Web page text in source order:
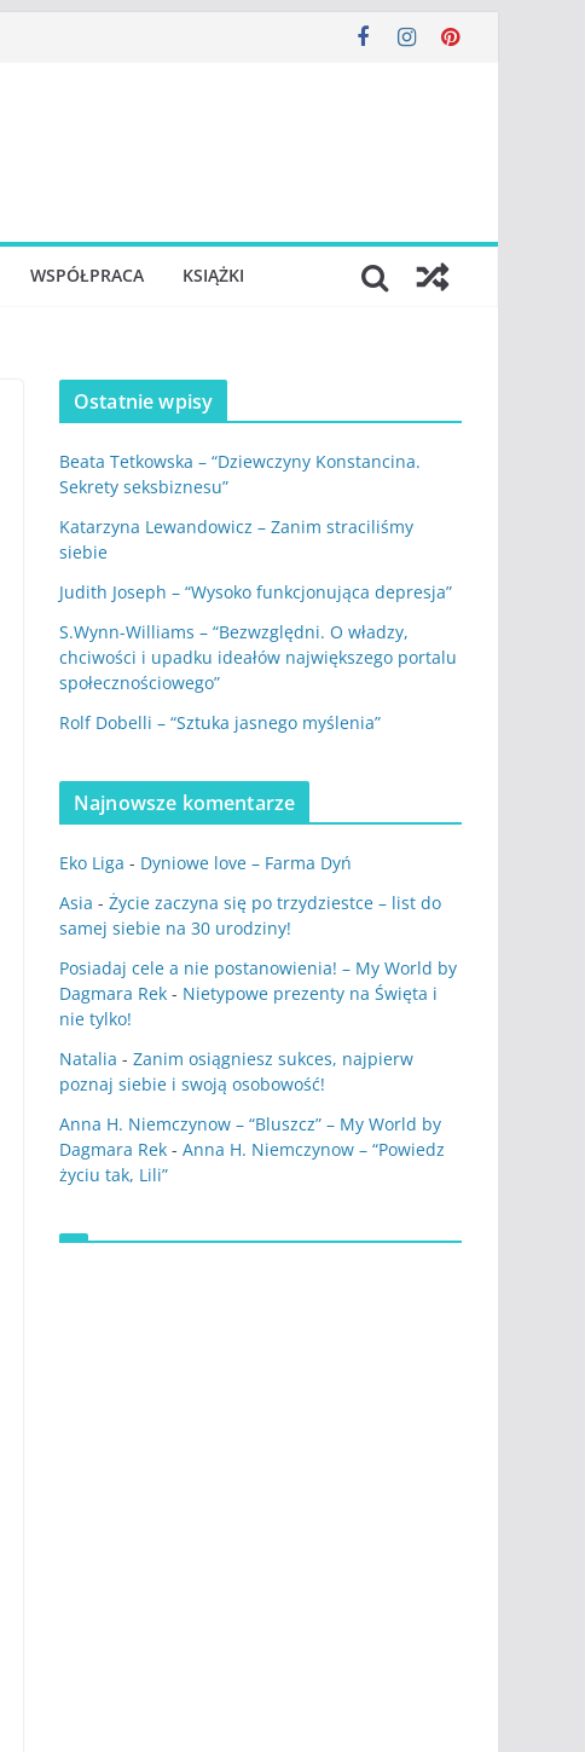
WSPÓŁPRACA KSIĄŻKI
Ostatnie wpisy
Beata Tetkowska – “Dziewczyny Konstancina.
Sekrety seksbiznesu”
Katarzyna Lewandowicz – Zanim straciliśmy
siebie
Judith Joseph – “Wysoko funkcjonująca depresja”
S.Wynn-Williams – “Bezwzględni. O władzy,
chciwości i upadku ideałów największego portalu
społecznościowego”
Rolf Dobelli – “Sztuka jasnego myślenia”
Najnowsze komentarze
Eko Liga - Dyniowe love – Farma Dyń
Asia - Życie zaczyna się po trzydziestce – list do
samej siebie na 30 urodziny!
Posiadaj cele a nie postanowienia! – My World by
Dagmara Rek - Nietypowe prezenty na Święta i
nie tylko!
Natalia - Zanim osiągniesz sukces, najpierw
poznaj siebie i swoją osobowość!
Anna H. Niemczynow – “Bluszcz” – My World by
Dagmara Rek - Anna H. Niemczynow – “Powiedz
życiu tak, Lili”